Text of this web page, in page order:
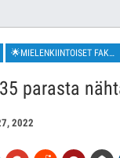
🌟MIELENKIINTOISET FAKTAT
parasta
2022